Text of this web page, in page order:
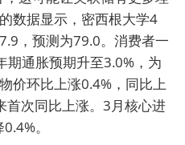
数据显示，密西根大学4
，预测为79.0。消费者一
期通胀预期升至3.0%，为
价环比上涨0.4%，同比上
次同比上涨。3月核心进
。